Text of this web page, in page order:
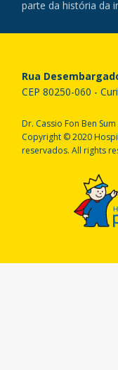
parte da história da
Rua
CEP 80250-060 -
Dr. Cassio Fon Ben
Copyright © 2020
reservados. All rights